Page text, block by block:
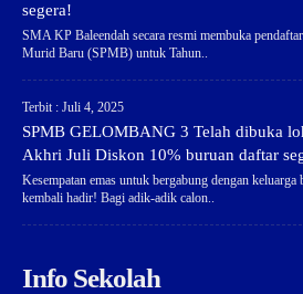
segera!
SMA KP Baleendah secara resmi membuka
Murid Baru (SPMB) untuk Tahun..
Terbit : Juli 4, 2025
SPMB GELOMBANG 3 Telah dibuka
Akhri Juli Diskon 10% buruan daftar
Kesempatan emas untuk bergabung dengan
kembali hadir! Bagi adik-adik calon..
Info Sekolah